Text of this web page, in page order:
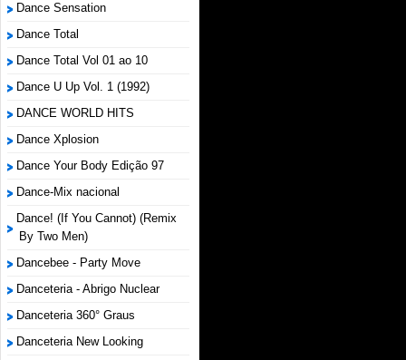
Dance Sensation
Dance Total
Dance Total Vol 01 ao 10
Dance U Up Vol. 1 (1992)
DANCE WORLD HITS
Dance Xplosion
Dance Your Body Edição 97
Dance-Mix nacional
Dance! (If You Cannot) (Remix
By Two Men)
Dancebee - Party Move
Danceteria - Abrigo Nuclear
Danceteria 360° Graus
Danceteria New Looking